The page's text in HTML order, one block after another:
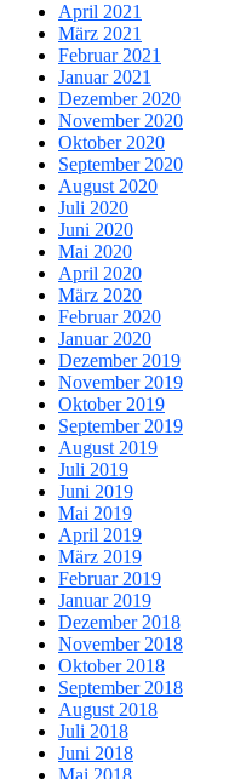
April 2021
März 2021
Februar 2021
Januar 2021
Dezember 2020
November 2020
Oktober 2020
September 2020
August 2020
Juli 2020
Juni 2020
Mai 2020
April 2020
März 2020
Februar 2020
Januar 2020
Dezember 2019
November 2019
Oktober 2019
September 2019
August 2019
Juli 2019
Juni 2019
Mai 2019
April 2019
März 2019
Februar 2019
Januar 2019
Dezember 2018
November 2018
Oktober 2018
September 2018
August 2018
Juli 2018
Juni 2018
Mai 2018